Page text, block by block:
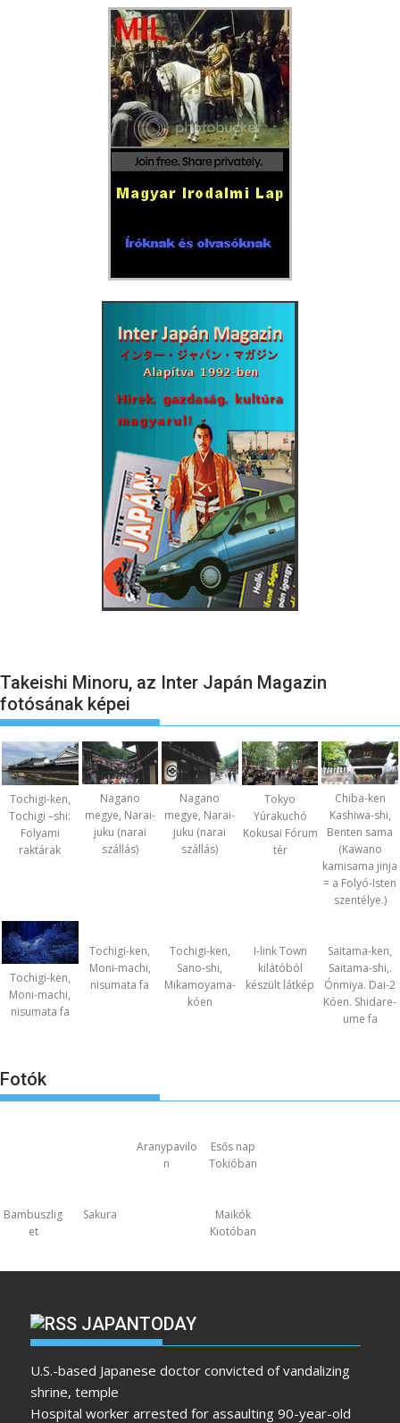
Takeishi Minoru, az Inter Japán Magazin
fotósának képei
Tochigi-ken,
Tochigi –shi:
Folyami
raktárak
Nagano
megye, Narai-
juku (narai
szállás)
Nagano
megye, Narai-
juku (narai
szállás)
Tokyo
Yúrakuchó
Kokusai Fórum
tér
Chiba-ken
Kashiwa-shi,
Benten sama
(Kawano
kamisama jinja
= a Folyó-Isten
szentélye.)
Tochigi-ken,
Moni-machi,
nisumata fa
Tochigi-ken,
Moni-machi,
nisumata fa
Tochigi-ken,
Sano-shi,
Mikamoyama-
kóen
I-link Town
kilátóból
készült látkép
Saitama-ken,
Saitama-shi,.
Ónmiya. Dai-2
Kóen. Shidare-
ume fa
Fotók
Aranypavilo
n
Esős nap
Tokióban
Bambuszlig
et
Sakura
Maikók
Kiotóban
JAPANTODAY
U.S.-based Japanese doctor convicted of vandalizing
shrine, temple
Hospital worker arrested for assaulting 90-year-old